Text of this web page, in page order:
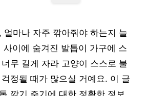
얼마나 자주 깎아줘야 하는지 늘
사이에 숨겨진 발톱이 가구에 스
무 길게 자라 고양이 스스로 불
정될 때가 많으실 거예요. 이 글